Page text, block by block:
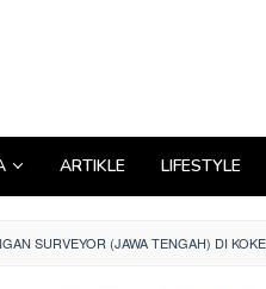
ARTIKLE LIFESTYLE
SURVEYOR (JAWA TENGAH) DI